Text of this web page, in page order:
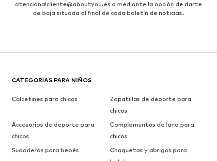
atencionalcliente@aboutyou.es o mediante la opción de darte
de baja situada al final de cada boletín de noticias.
CATEGORÍAS PARA NIÑOS
Calcetines para chicos
Zapatillas de deporte para
chicos
Accesorios de deporte para
chicos
Complementos de lana para
chicos
Sudaderas para bebés
Chaquetas y abrigos para